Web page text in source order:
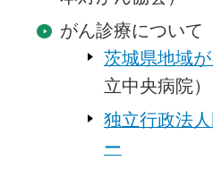
がん診療について
茨城県地域
立中央病院）
独立行政法
ー